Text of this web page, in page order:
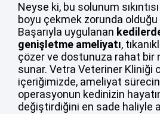
Neyse ki, bu solunum
boyu çekmek zorunda
Başarıyla uygulanan
genişletme ameliyatı,
çözer ve dostunuza rahat bir
sunar. Vetra Veteriner Kliniği
içeriğimizde, ameliyat
operasyonun kedinizin
değiştirdiğini en sade haliyle